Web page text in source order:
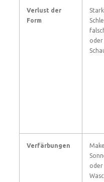
Verlust der
Form
oder
Verfärbungen
oder